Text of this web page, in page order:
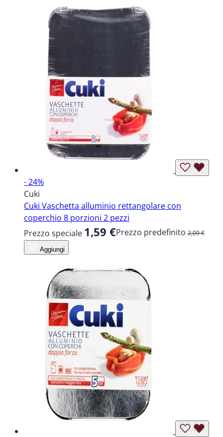
- 24%
Cuki
Cuki Vaschetta alluminio rettangolare con
coperchio 8 porzioni 2 pezzi
Prezzo speciale 1,59 €Prezzo predefinito 2,09 €
Aggiungi